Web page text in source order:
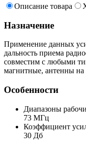
Описание товара
Назначение
Применение данных
дальность приема
совместим с любыми
магнитные, антенны на
Особенности
Диапазоны
73 МГц
Коэффициент
30 Дб